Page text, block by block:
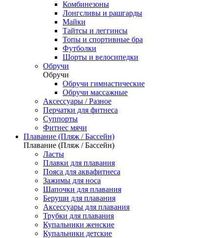
Комбинезоны
Лонгсливы и рашгарды
Майки
Тайтсы и леггинсы
Топы и спортивные бра
Футболки
Шорты и велосипедки
Обручи
Обручи
Обручи гимнастические
Обручи массажные
Аксессуары / Разное
Перчатки для фитнеса
Суппорты
Фитнес мячи
Плавание (Пляж / Бассейн)
Плавание (Пляж / Бассейн)
Ласты
Плавки для плавания
Пояса для аквафитнеса
Зажимы для носа
Шапочки для плавания
Беруши для плавания
Аксессуары для плавания
Трубки для плавания
Купальники женские
Купальники детские